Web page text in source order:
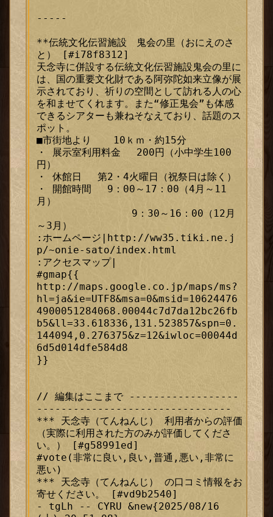
-----
**伝統文化伝習施設　鬼会の里（おにえのさ
と） [#i78f8312]
天念寺に併設する伝統文化伝習施設鬼会の里に
は、国の重要文化財である阿弥陀如来立像が展
示されており、祈りの空間として訪れる人の心
を和ませてくれます。また“修正鬼会”も体感
できるシアターも兼ねそなえており、話題のス
ポット。
■市街地より  　10ｋｍ・約15分
・ 展示室利用料金 　200円（小中学生100
円）
・ 休館日 　第2・4火曜日（祝祭日は除く）
・ 開館時間　 9：00～17：00（4月～11
月）
9：30～16：00（12月
～3月）
:ホームページ|http://ww35.tiki.ne.j
p/~onie-sato/index.html
:アクセスマップ|
#gmap{{
http://maps.google.co.jp/maps/ms?
hl=ja&ie=UTF8&msa=0&msid=10624476
4900051284068.00044c7d7da12bc26fb
b5&ll=33.618336,131.523857&spn=0.
144094,0.276375&z=12&iwloc=00044d
6d5d014dfe584d8
}}
// 編集はここまで ------------------
--------------------------------
*** 天念寺（てんねんじ） 利用者からの評価
（実際に利用された方のみが評価してくださ
い。） [#g58991ed]
#vote(非常に良い,良い,普通,悪い,非常に
悪い)
*** 天念寺（てんねんじ） の口コミ情報をお
寄せください。 [#vd9b2540]
- tgLh -- CYRU &new{2025/08/16